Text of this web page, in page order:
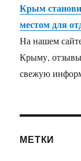
Крым
местом для
На нашем
Крыму,
свежую
МЕТКИ